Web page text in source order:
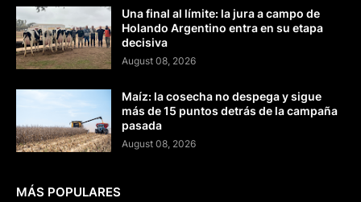
Una final al límite: la jura a campo de
Holando Argentino entra en su etapa
decisiva
August 08, 2026
Maíz: la cosecha no despega y sigue
más de 15 puntos detrás de la campaña
pasada
August 08, 2026
MÁS POPULARES